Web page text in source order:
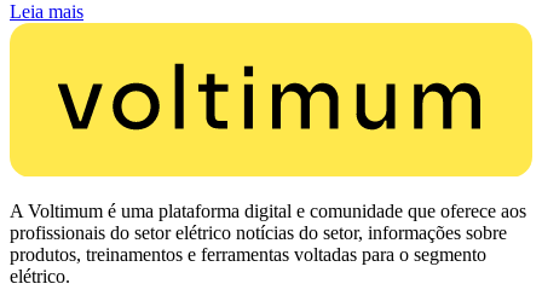
Leia mais
A Voltimum é uma plataforma digital e comunidade que oferece aos
profissionais do setor elétrico notícias do setor, informações sobre
produtos, treinamentos e ferramentas voltadas para o segmento
elétrico.